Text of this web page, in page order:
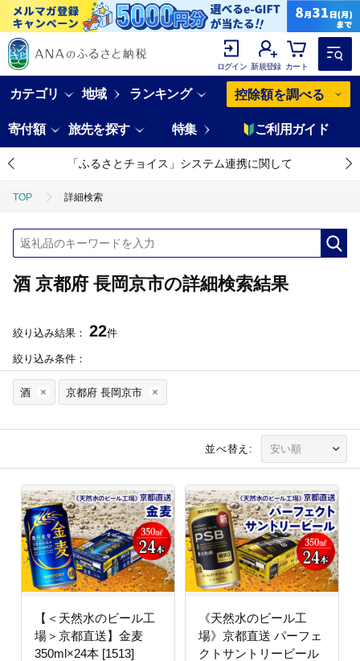
ログイン 新規登録 カート
カテゴリ 地域 ランキング 控除額を調べる
寄付額 旅先を探す 特集 ご利用ガイド
「ふるさとチョイス」システム連携に関して
TOP 詳細検索
酒 京都府 長岡京市の詳細検索結果
絞り込み結果： 22件
絞り込み条件：
酒 京都府 長岡京市
並べ替え:
【＜天然水のビール工
場＞京都直送】金麦
350ml×24本 [1513]
《天然水のビール工
場》京都直送 パーフェ
クトサントリービール